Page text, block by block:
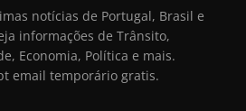
notícias de Portugal, Brasil e
informações de Trânsito,
Economia, Política e mais.
email temporário gratis.